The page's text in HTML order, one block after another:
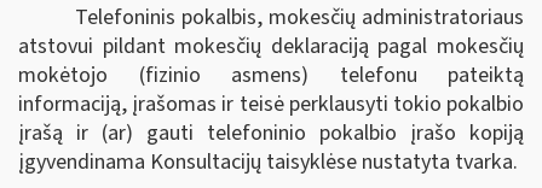
Telefoninis pokalbis, mokesčių administratoriaus
atstovui pildant mokesčių deklaraciją pagal mokesčių
mokėtojo (fizinio asmens) telefonu pateiktą
informaciją, įrašomas ir teisė perklausyti tokio pokalbio
įrašą ir (ar) gauti telefoninio pokalbio įrašo kopiją
įgyvendinama Konsultacijų taisyklėse nustatyta tvarka.